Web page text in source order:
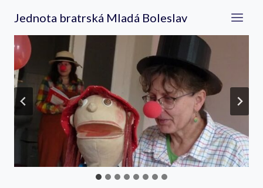
obsah
Jednota bratrská Mladá Boleslav